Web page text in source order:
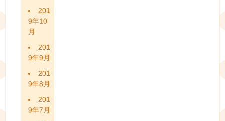
201
9年10
月
201
9年9月
201
9年8月
201
9年7月